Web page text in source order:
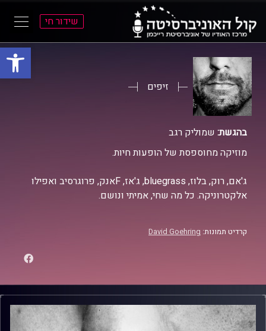
פתח
התפריט
הראשי
התוכן
הראשי
שידור חי
זיפים
בהגשת: שמוליק רגב
מוזיקה מחוספסת של הופעות חיות.
ג'אם, רוק, בלוז, bluegrass, ג'אז, Fאנק, פרוגרסיב ואפילו
אלקטרוניקה. כל מה שחי, אמיתי ונושם.
קרדיט תמונות: David Goehring